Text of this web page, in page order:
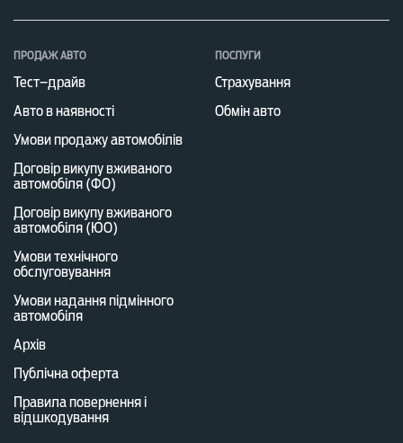
ПРОДАЖ АВТО
Тест–драйв
Авто в наявності
Умови продажу автомобілів
Договір викупу вживаного
автомобіля (ФО)
Договір викупу вживаного
автомобіля (ЮО)
Умови технічного
обслуговування
Умови надання підмінного
автомобіля
Архів
Публічна оферта
Правила повернення і
відшкодування
ПОСЛУГИ
Страхування
Обмін авто